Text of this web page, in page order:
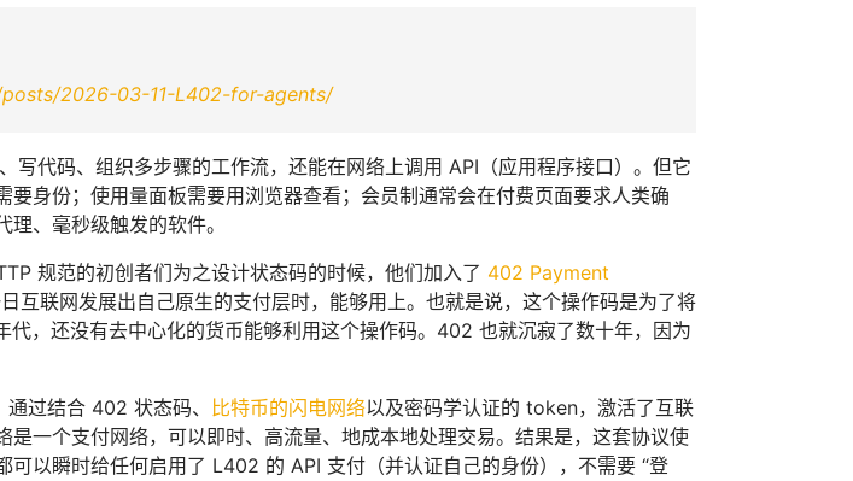
2026-03-11-L402-for-agents/
写代码、组织多步骤的工作流，还能在网络上调用 API（应用程序接口）。但它
要身份；使用量面板需要用浏览器查看；会员制通常会在付费页面要求人类确
、毫秒级触发的软件。
规范的初创者们为之设计状态码的时候，他们加入了 402 Payment
互联网发展出自己原生的支付层时，能够用上。也就是说，这个操作码是为了将
，还没有去中心化的货币能够利用这个操作码。402 也就沉寂了数十年，因为
过结合 402 状态码、 比特币的闪电网络以及密码学认证的 token，激活了互联
是一个支付网络，可以即时、高流量、地成本地处理交易。结果是，这套协议使
可以瞬时给任何启用了 L402 的 API 支付（并认证自己的身份），不需要 “登